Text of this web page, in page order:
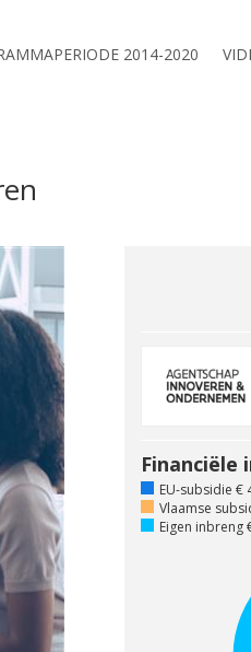
2014-2020
Financiële
EU-subsidie €
Vlaamse
Eigen inbreng